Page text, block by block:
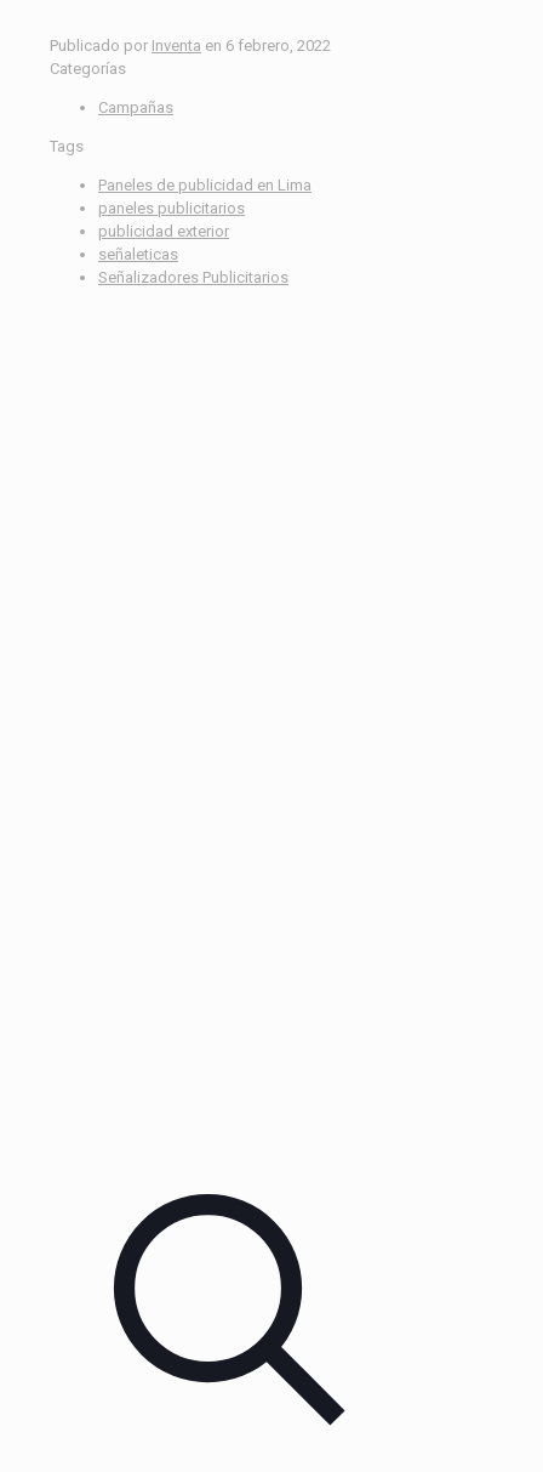
Publicado por Inventa en 6 febrero, 2022
Categorías
Campañas
Tags
Paneles de publicidad en Lima
paneles publicitarios
publicidad exterior
señaleticas
Señalizadores Publicitarios